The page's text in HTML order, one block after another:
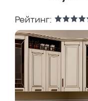
Рейтинг: